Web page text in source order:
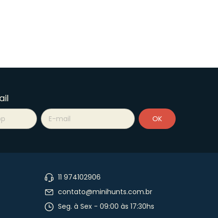
11 974102906
contato@minihunts.com.br
Seg. à Sex - 09:00 às 17:30hs